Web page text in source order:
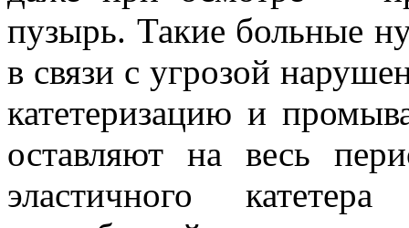
пузырь. Такие больные
в связи с угрозой
катетеризацию и
оставляют на весь
эластичного